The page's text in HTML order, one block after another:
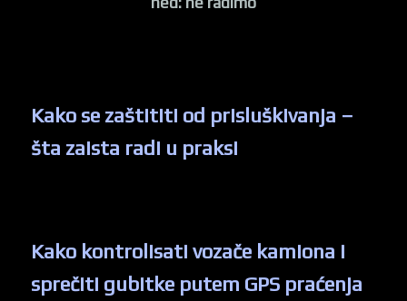
Kako se zaštititi od prisluškivanja –
šta zaista radi u praksi
Kako kontrolisati vozače kamiona i
sprečiti gubitke putem GPS praćenja